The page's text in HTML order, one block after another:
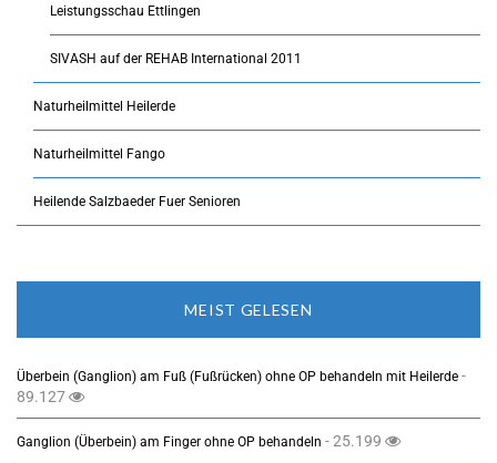
Leistungsschau Ettlingen
SIVASH auf der REHAB International 2011
Naturheilmittel Heilerde
Naturheilmittel Fango
Heilende Salzbaeder Fuer Senioren
MEIST GELESEN
Überbein (Ganglion) am Fuß (Fußrücken) ohne OP behandeln mit Heilerde -
89.127
Ganglion (Überbein) am Finger ohne OP behandeln - 25.199